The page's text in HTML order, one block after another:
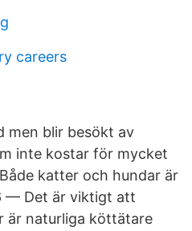
careers
men blir besökt av
inte kostar för mycket
katter och hundar är
— Det är viktigt att
är naturliga köttätare